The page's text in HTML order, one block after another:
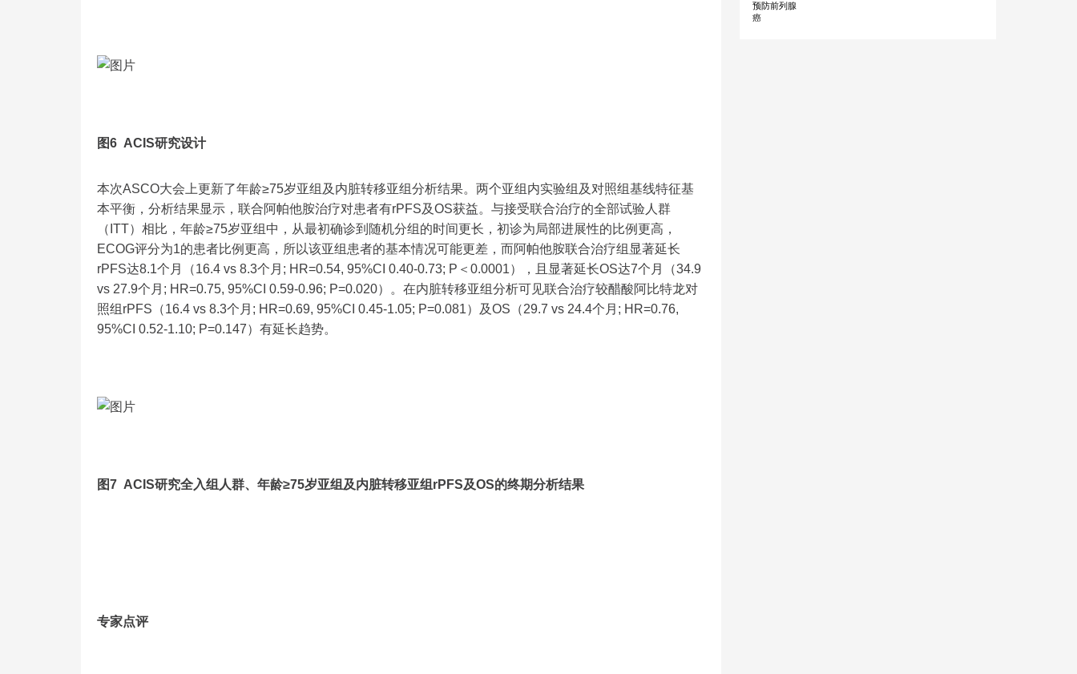
图6 ACIS研究设计
本次ASCO大会上更新了年龄≥75岁亚组及内脏转移亚组分析结果。两个亚组内实验组及对照组基线特征基
本平衡，分析结果显示，联合阿帕他胺治疗对患者有rPFS及OS获益。与接受联合治疗的全部试验人群
（ITT）相比，年龄≥75岁亚组中，从最初确诊到随机分组的时间更长，初诊为局部进展性的比例更高，
ECOG评分为1的患者比例更高，所以该亚组患者的基本情况可能更差，而阿帕他胺联合治疗组显著延长
rPFS达8.1个月（16.4 vs 8.3个月; HR=0.54, 95%CI 0.40-0.73; P＜0.0001），且显著延长OS达7个月（34.9
vs 27.9个月; HR=0.75, 95%CI 0.59-0.96; P=0.020）。在内脏转移亚组分析可见联合治疗较醋酸阿比特龙对
照组rPFS（16.4 vs 8.3个月; HR=0.69, 95%CI 0.45-1.05; P=0.081）及OS（29.7 vs 24.4个月; HR=0.76,
95%CI 0.52-1.10; P=0.147）有延长趋势。
图7 ACIS研究全入组人群、年龄≥75岁亚组及内脏转移亚组rPFS及OS的终期分析结果
专家点评
预防前列腺
癌